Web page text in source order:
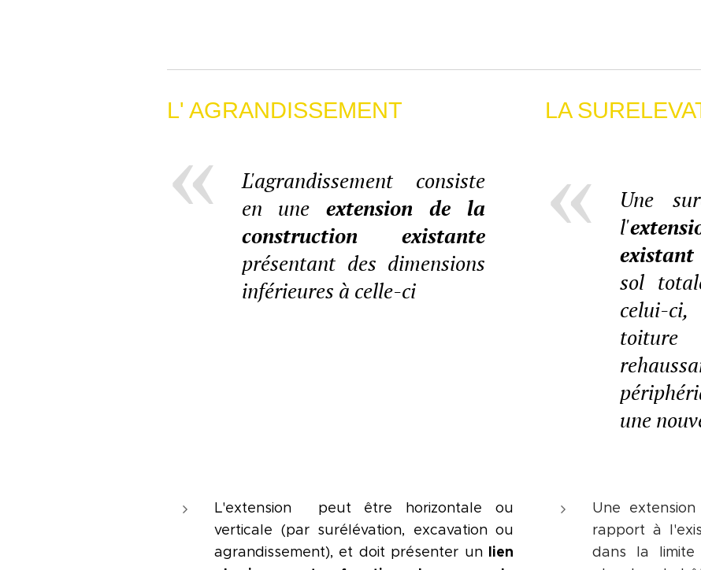
L' AGRANDISSEMENT
L'agrandissement consiste
en une extension de la
construction existante
présentant des dimensions
inférieures à celle-ci
LA
Une
l'
existant
sol
celui-
une
L'extension peut être horizontale ou
verticale (par surélévation, excavation ou
agrandissement), et doit présenter un lien
Une
rapport à
dans la